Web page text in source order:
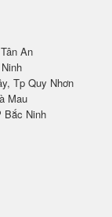
An
Tp Quy Nhơn
Mau
Bắc Ninh